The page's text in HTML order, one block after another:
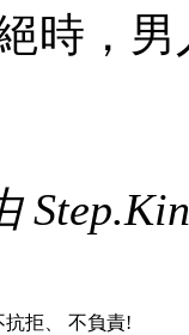
時，
拒、 不負責!